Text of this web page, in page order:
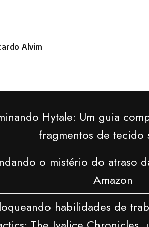
Alvim
Hytale: Um guia
fragmentos de tecido
o mistério do atraso
Amazon
habilidades de